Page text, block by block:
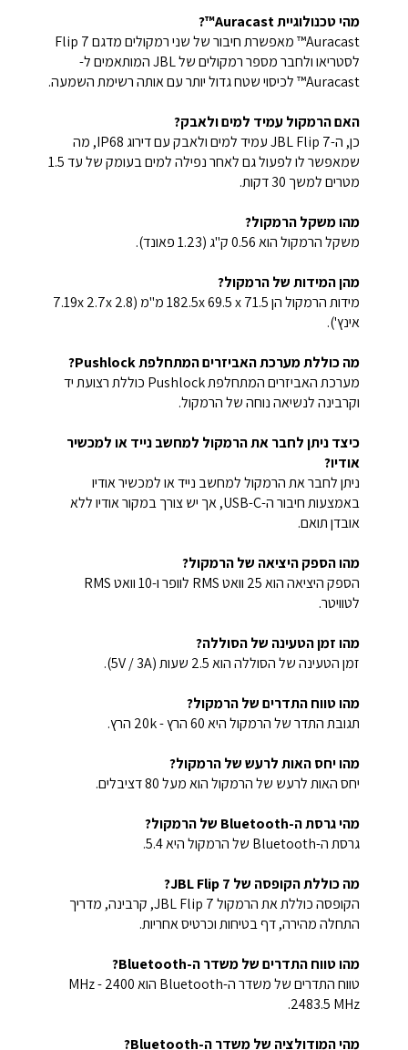
מהי טכנולוגיית Auracast™?
Auracast™ מאפשרת חיבור של שני רמקולים מדגם Flip 7
לסטריאו ולחבר מספר רמקולים של JBL המותאמים ל-
Auracast™ לכיסוי שטח גדול יותר עם אותה רשימת השמעה.
האם הרמקול עמיד למים ולאבק?
כן, ה-JBL Flip 7 עמיד למים ולאבק עם דירוג IP68, מה
שמאפשר לו לפעול גם לאחר נפילה למים בעומק של עד 1.5
מטרים למשך 30 דקות.
מהו משקל הרמקול?
משקל הרמקול הוא 0.56 ק"ג (1.23 פאונד).
מהן המידות של הרמקול?
מידות הרמקול הן 182.5x 69.5 x 71.5 מ"מ (7.19x 2.7x 2.8
אינץ').
מה כוללת מערכת האביזרים המתחלפת Pushlock?
מערכת האביזרים המתחלפת Pushlock כוללת רצועת יד
וקרבינה לנשיאה נוחה של הרמקול.
כיצד ניתן לחבר את הרמקול למחשב נייד או למכשיר
אודיו?
ניתן לחבר את הרמקול למחשב נייד או למכשיר אודיו
באמצעות חיבור ה-USB-C, אך יש צורך במקור אודיו ללא
אובדן תואם.
מהו הספק היציאה של הרמקול?
הספק היציאה הוא 25 וואט RMS לוופר ו-10 וואט RMS
לטוויטר.
מהו זמן הטעינה של הסוללה?
זמן הטעינה של הסוללה הוא 2.5 שעות (5V / 3A).
מהו טווח התדרים של הרמקול?
תגובת התדר של הרמקול היא 60 הרץ - 20k הרץ.
מהו יחס האות לרעש של הרמקול?
יחס האות לרעש של הרמקול הוא מעל 80 דציבלים.
מהי גרסת ה-Bluetooth של הרמקול?
גרסת ה-Bluetooth של הרמקול היא 5.4.
מה כוללת הקופסה של JBL Flip 7?
הקופסה כוללת את הרמקול JBL Flip 7, קרבינה, מדריך
התחלה מהירה, דף בטיחות וכרטיס אחריות.
מהו טווח התדרים של משדר ה-Bluetooth?
טווח התדרים של משדר ה-Bluetooth הוא 2400 MHz -
2483.5 MHz.
מהי המודולציה של משדר ה-Bluetooth?